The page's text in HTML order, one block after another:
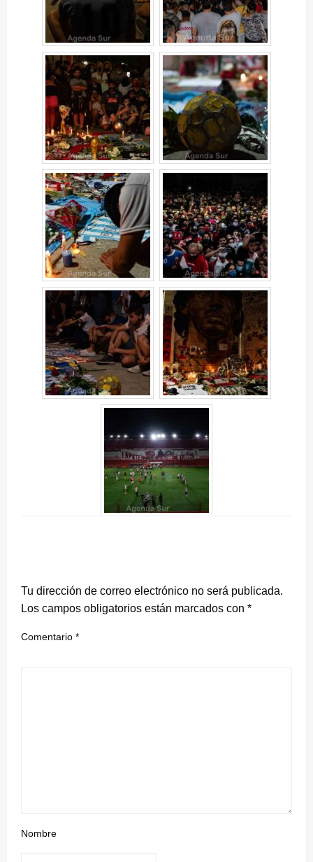
Tu dirección de correo electrónico no será publicada.
Los campos obligatorios están marcados con *
Comentario *
Nombre